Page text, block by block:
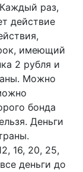
раз,
действие
имеющий
2 рубля и
Можно
бонда
Деньги
16, 20, 25,
деньги до